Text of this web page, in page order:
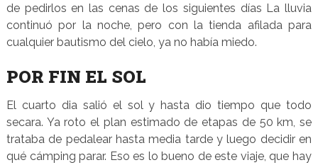
de pedirlos en las cenas de los siguientes días La lluvia
continuó por la noche, pero con la tienda afilada para
cualquier bautismo del cielo, ya no había miedo.
POR FIN EL SOL
El cuarto dia salió el sol y hasta dio tiempo que todo
secara. Ya roto el plan estimado de etapas de 50 km, se
trataba de pedalear hasta media tarde y luego decidir en
qué cámping parar. Eso es lo bueno de este viaje, que hay